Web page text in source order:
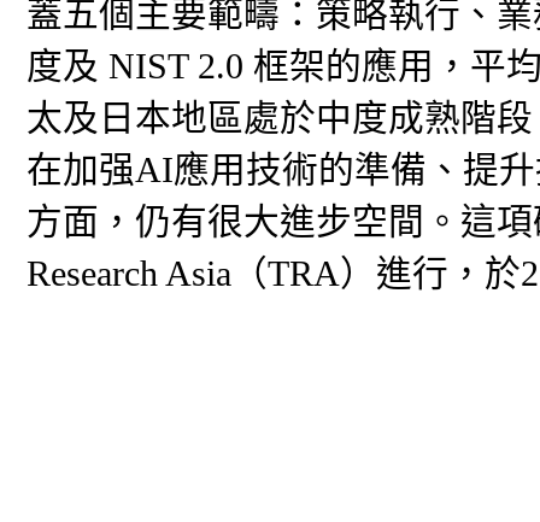
蓋五個主要範疇：策略執行、
度及 NIST 2.0 框架的應用，平
太及日本地區處於中度成熟階
在加强AI應用技術的準備、提
方面，仍有很大進步空間。這項
Research Asia（TRA）進行，於